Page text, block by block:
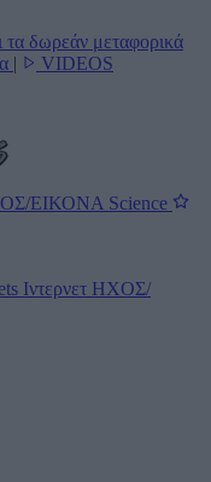
τα δωρεάν μεταφορικά
| VIDEOS
ΕΙΚΟΝΑ Science
Ιντερνετ ΗΧΟΣ/